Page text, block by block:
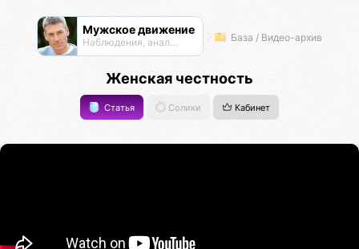
Мужское движение
Наблюдения, анализ, обсуждения База / Видео-архив
Женская честность
Статья Солики Кабинет